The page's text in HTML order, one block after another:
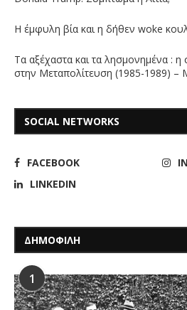
Η έμφυλη βία και η δήθεν woke
Τα αξέχαστα και τα λησμονημένα : η
στην Μεταπολίτευση (1985-1989) –
SOCIAL NETWORKS
FACEBOOK
LINKEDIN
ΔΗΜΟΦΙΛΗ
1